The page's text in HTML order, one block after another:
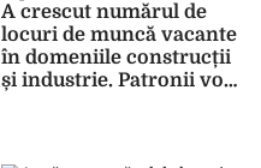
A crescut numărul de
locuri de muncă vacante
în domeniile construcții
și industrie. Patronii vor